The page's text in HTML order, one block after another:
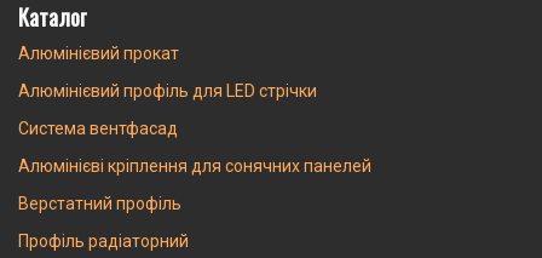
Каталог
Алюмінієвий прокат
Алюмінієвий профіль для LED стрічки
Система вентфасад
Алюмінієві кріплення для сонячних панелей
Верстатний профіль
Профіль радіаторний